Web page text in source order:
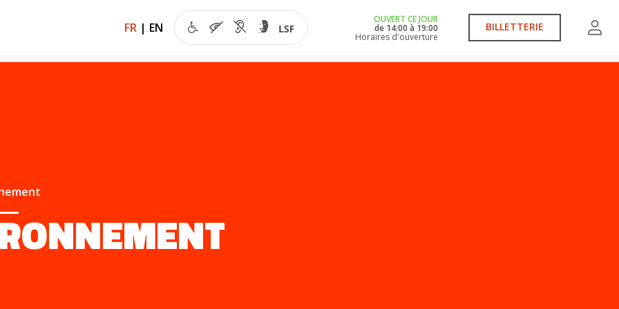
FR | EN
OUVERT CE JOUR
de 14:00 à 19:00
Horaires d'ouverture
BILLETTERIE